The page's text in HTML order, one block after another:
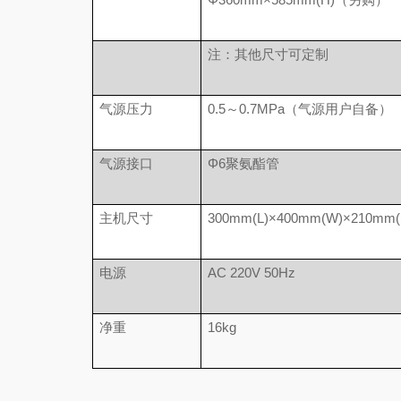
注：其他尺寸可定制
气源压力 0.5～0.7MPa（气源用户自备）
气源接口 Φ6聚氨酯管
主机尺寸
电源 AC 220V 50Hz
净重 16kg